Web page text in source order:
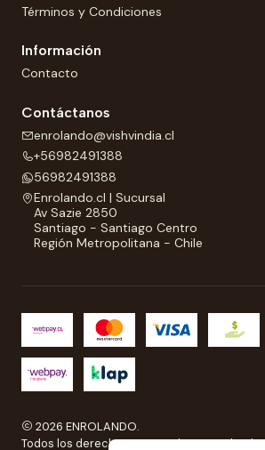
Términos y Condiciones
Información
Contacto
Contáctanos
enrolando@vishvindia.cl
+56982491388
56982491388
Enrolando.cl | Sucursal
Av Sazie 2850
Santiago - Santiago Centro
Región Metropolitana - Chile
2026 ENROLANDO.
Todos los derechos reservados a Enrolando..